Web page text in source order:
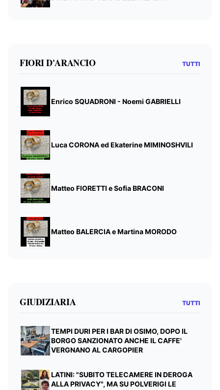
FIORI D'ARANCIO TUTTI
Enrico SQUADRONI - Noemi GABRIELLI
Luca CORONA ed Ekaterine MIMINOSHVILI
Matteo FIORETTI e Sofia BRACONI
Matteo BALERCIA e Martina MORODO
GIUDIZIARIA TUTTI
TEMPI DURI PER I BAR DI OSIMO, DOPO IL
BORGO SANZIONATO ANCHE IL CAFFE'
VERGNANO AL CARGOPIER
LATINI: "SUBITO TELECAMERE IN DEROGA
ALLA PRIVACY", MA SU POLVERIGI LE